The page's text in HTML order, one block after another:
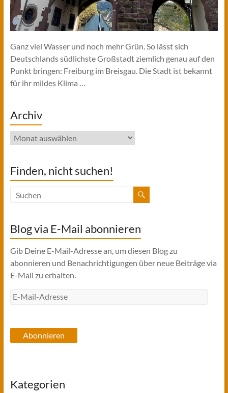
Ganz viel Wasser und noch mehr Grün. So lässt sich
Deutschlands südlichste Großstadt ziemlich genau auf den
Punkt bringen: Freiburg im Breisgau. Die Stadt ist bekannt
für ihr mildes Klima …
Archiv
Archiv
Finden, nicht suchen!
Blog via E-Mail abonnieren
Gib Deine E-Mail-Adresse an, um diesen Blog zu
abonnieren und Benachrichtigungen über neue Beiträge via
E-Mail zu erhalten.
E-
Abonnieren
Kategorien